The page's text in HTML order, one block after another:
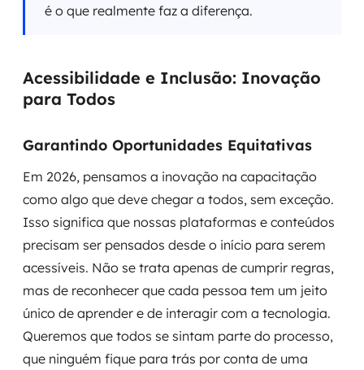
é o que realmente faz a diferença.
Acessibilidade e Inclusão: Inovação
para Todos
Garantindo Oportunidades Equitativas
Em 2026, pensamos a inovação na capacitação
como algo que deve chegar a todos, sem exceção.
Isso significa que nossas plataformas e conteúdos
precisam ser pensados desde o início para serem
acessíveis. Não se trata apenas de cumprir regras,
mas de reconhecer que cada pessoa tem um jeito
único de aprender e de interagir com a tecnologia.
Queremos que todos se sintam parte do processo,
que ninguém fique para trás por conta de uma